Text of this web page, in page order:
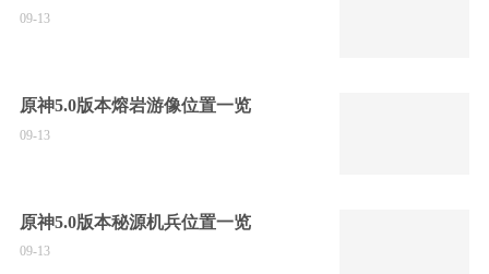
09-13
原神5.0版本熔岩游像位置一览
09-13
原神5.0版本秘源机兵位置一览
09-13